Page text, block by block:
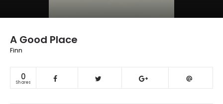
A Good Place
Finn
0
Shares